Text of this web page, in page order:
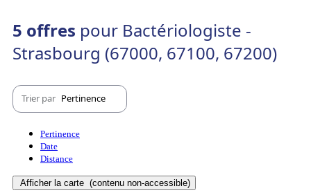
5 offres pour Bactériologiste -
Strasbourg (67000, 67100, 67200)
Trier par Pertinence
Pertinence
Date
Distance
Afficher la carte (contenu non-accessible)